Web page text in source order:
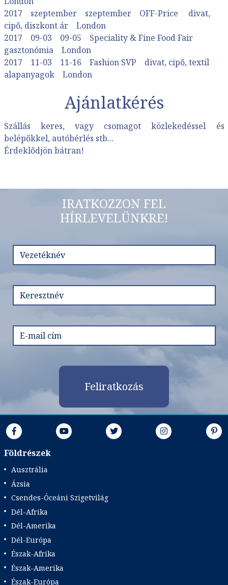
2017 szeptember szeptember OFF-Price divat,
cipő, diszkont ár London
2017 09-03 09-05 Speciality & Fine Food Fair
gasztonómia London
2017 11-03 11-16 Fashion SVP divat, cipő, textil
alapanyagok London
Ajánlatkérés
Szállás keres, vagy csomagot közlekedéssel és
belépőkkel, autóbérlés stb...
Érdeklődjön bátran!
IRATKOZZON FEL
HÍRLEVELÜNKRE!
Feliratkozás
Földrészek
Ausztrália
Ázsia
Csendes-Óceáni Szigetvilág
Dél-Afrika
Dél-Amerika
Dél-Európa
Észak-Afrika
Észak-Amerika
Észak-Európa